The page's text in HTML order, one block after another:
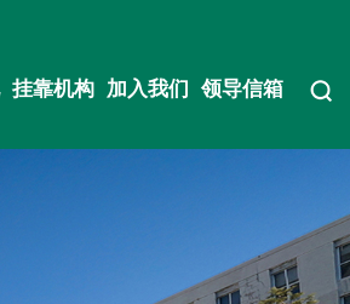
挂靠机构 加入我们 领导信箱